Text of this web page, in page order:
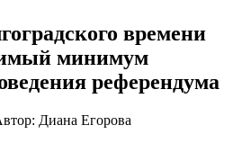
времени
минимум
референдума
Диана Егорова